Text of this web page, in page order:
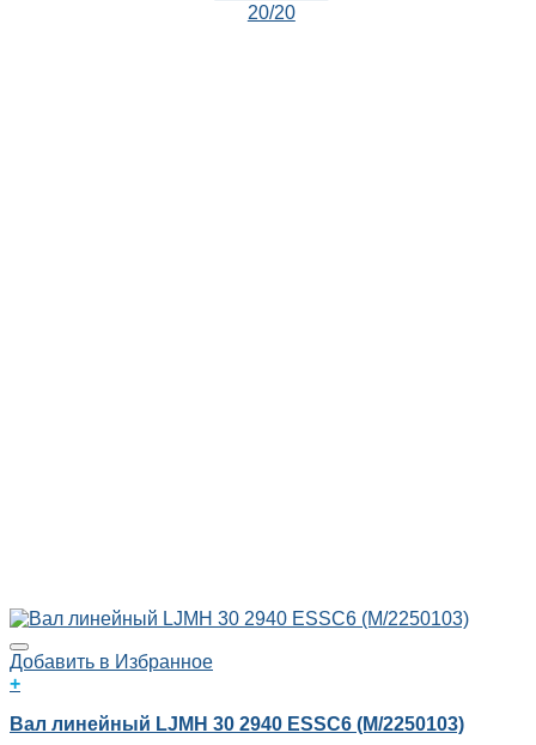
Добавить в Избранное
+
Вал линейный LJMH 30 2940 ESSC6 (M/2250103)